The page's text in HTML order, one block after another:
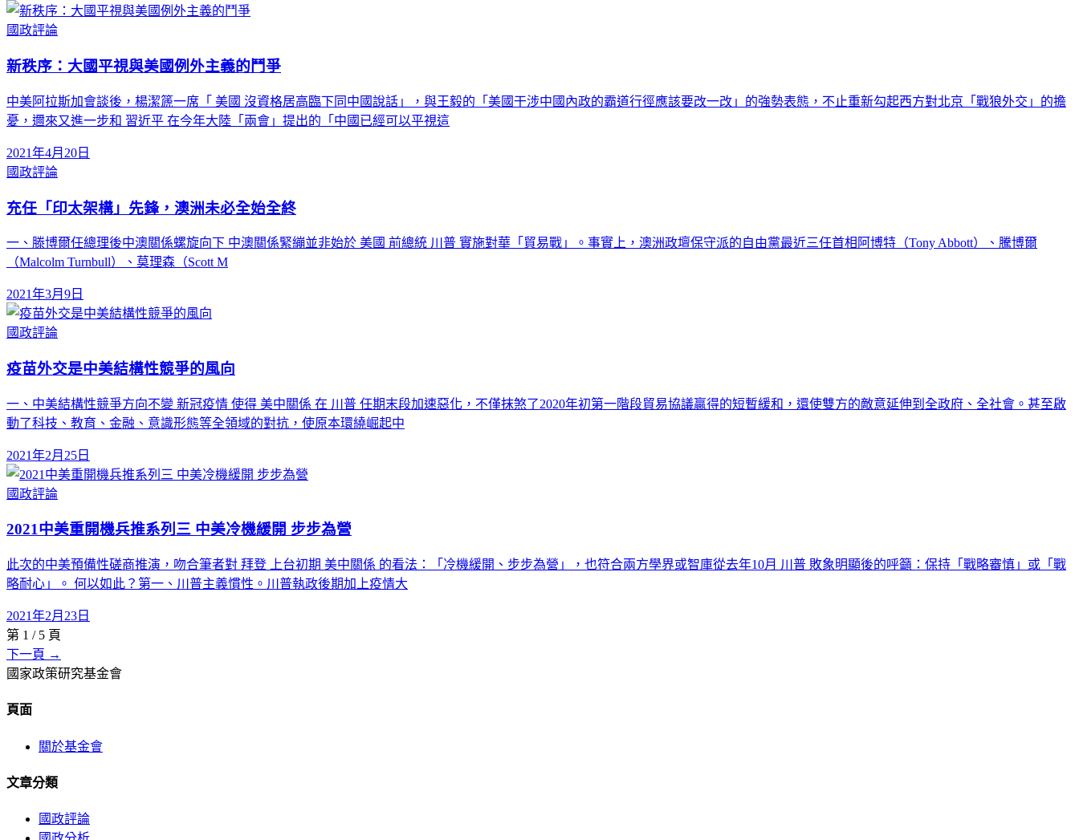
國政評論
新秩序：大國平視與美國例外主義的鬥爭
中美阿拉斯加會談後，楊潔篪一席「 美國 沒資格居高臨下同中國說話」，與王毅的「美國干涉中國內政的霸道行徑應該要改一改」的強勢表態，不止重新勾起西方對北京「戰狼外交」的擔
憂，邇來又進一步和 習近平 在今年大陸「兩會」提出的「中國已經可以平視這
2021年4月20日
國政評論
充任「印太架構」先鋒，澳洲未必全始全終
一、滕博爾任總理後中澳關係螺旋向下 中澳關係緊繃並非始於 美國 前總統 川普 實施對華「貿易戰」。事實上，澳洲政壇保守派的自由黨最近三任首相阿博特（Tony Abbott）、騰博爾
（Malcolm Turnbull）、莫理森（Scott M
2021年3月9日
國政評論
疫苗外交是中美結構性競爭的風向
一、中美結構性競爭方向不變 新冠疫情 使得 美中關係 在 川普 任期末段加速惡化，不僅抹煞了2020年初第一階段貿易協議贏得的短暫緩和，還使雙方的敵意延伸到全政府、全社會。甚至啟
動了科技、教育、金融、意識形態等全領域的對抗，使原本環繞崛起中
2021年2月25日
國政評論
2021中美重開機兵推系列三 中美冷機緩開 步步為營
此次的中美預備性磋商推演，吻合筆者對 拜登 上台初期 美中關係 的看法：「冷機緩開、步步為營」，也符合兩方學界或智庫從去年10月 川普 敗象明顯後的呼籲：保持「戰略審慎」或「戰
略耐心」。 何以如此？第一、川普主義慣性。川普執政後期加上疫情大
2021年2月23日
第 1 / 5 頁
下一頁 →
國家政策研究基金會
頁面
關於基金會
文章分類
國政評論